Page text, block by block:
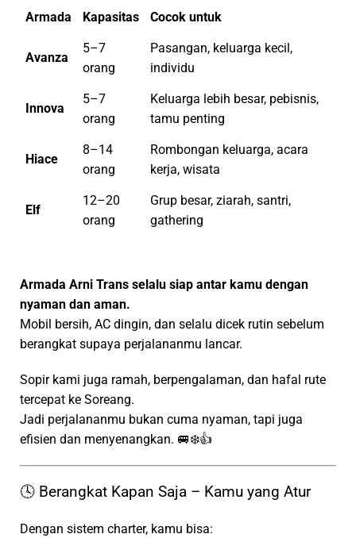
Armada Kapasitas Cocok untuk
Avanza
5–7
orang
Pasangan, keluarga kecil,
individu
Innova
5–7
orang
Keluarga lebih besar, pebisnis,
tamu penting
Hiace
8–14
orang
Rombongan keluarga, acara
kerja, wisata
Elf
12–20
orang
Grup besar, ziarah, santri,
gathering
Armada Arni Trans selalu siap antar kamu dengan
nyaman dan aman.
Mobil bersih, AC dingin, dan selalu dicek rutin sebelum
berangkat supaya perjalananmu lancar.
Sopir kami juga ramah, berpengalaman, dan hafal rute
tercepat ke Soreang.
Jadi perjalananmu bukan cuma nyaman, tapi juga
efisien dan menyenangkan. 🚐❄️👍
🕓 Berangkat Kapan Saja – Kamu yang Atur
Dengan sistem charter, kamu bisa: